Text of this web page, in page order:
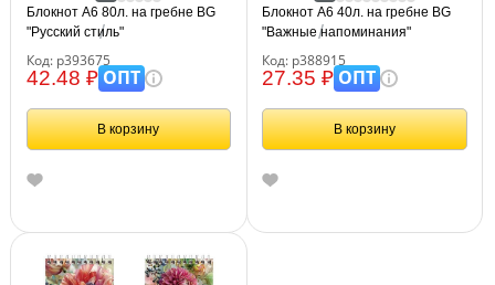
Блокнот А6 80л. на гребне BG
"Русский стиль"
Код: р393675
42.48 ₽ОПТ
В корзину
Блокнот А6 40л. на гребне BG
"Важные напоминания"
Код: р388915
27.35 ₽ОПТ
В корзину